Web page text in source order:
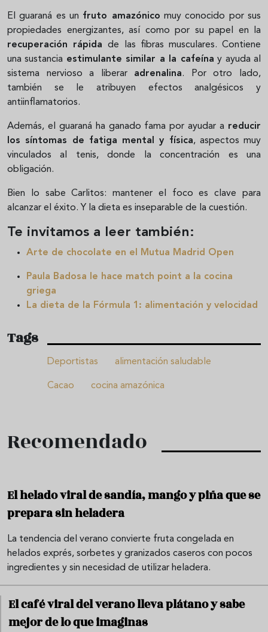
El guaraná es un fruto amazónico muy conocido por sus
propiedades energizantes, así como por su papel en la
recuperación rápidade las fibras musculares. Contiene
una sustancia estimulante similar a la cafeína y ayuda al
sistema nervioso a liberar adrenalina. Por otro lado,
también se le atribuyen efectos analgésicos y
antiinflamatorios.
Además, el guaraná ha ganado fama por ayudar a reducir
los síntomas de fatiga mental y física, aspectos muy
vinculados al tenis, donde la concentración es una
obligación.
Bien lo sabe Carlitos: mantener el foco es clave para
alcanzar el éxito. Y la dieta es inseparable de la cuestión.
Te invitamos a leer también:
Arte de chocolate en el Mutua Madrid Open
Paula Badosa le hace match point a la cocina
griega
La dieta de la Fórmula 1: alimentación y velocidad
Tags
Deportistas alimentación saludable
Cacao cocina amazónica
Recomendado
El helado viral de sandía, mango y piña que se
prepara sin heladera
La tendencia del verano convierte fruta congelada en
helados exprés, sorbetes y granizados caseros con pocos
ingredientes y sin necesidad de utilizar heladera.
El café viral del verano lleva plátano y sabe
mejor de lo que imaginas